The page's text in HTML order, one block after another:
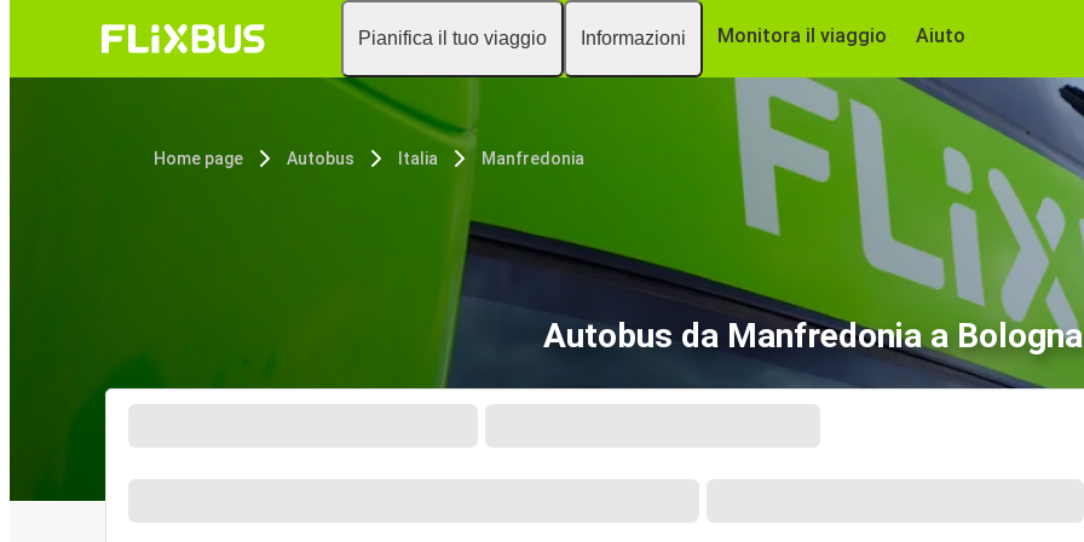
Pianifica il tuo viaggio Informazioni Monitora il viaggio Aiuto
Home page Autobus Italia Manfredonia
Autobus da Manfredonia a Bologna